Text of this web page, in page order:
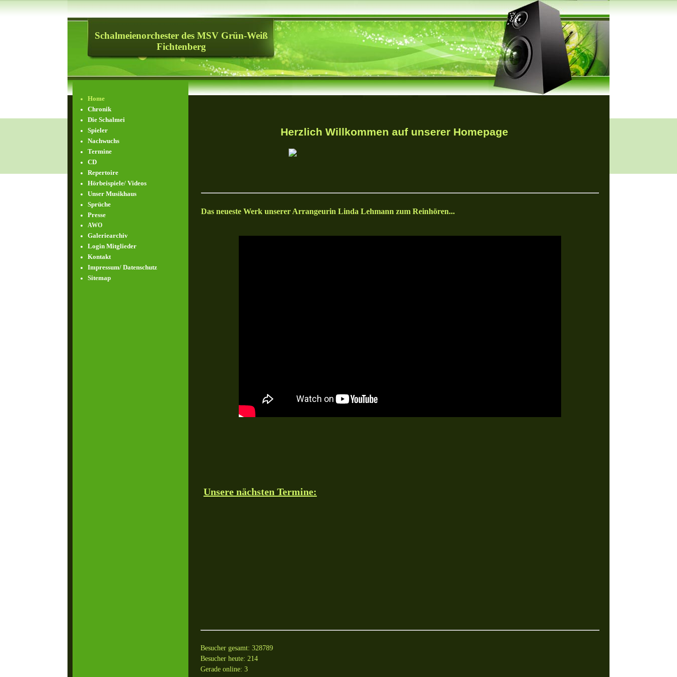
Schalmeienorchester des MSV Grün-Weiß
Fichtenberg
Home
Chronik
Die Schalmei
Spieler
Nachwuchs
Termine
CD
Repertoire
Hörbeispiele/ Videos
Unser Musikhaus
Sprüche
Presse
AWO
Galeriearchiv
Login Mitglieder
Kontakt
Impressum/ Datenschutz
Sitemap
Herzlich Willkommen auf unserer Homepage
Das neueste Werk unserer Arrangeurin Linda Lehmann zum Reinhören...
Unsere nächsten Termine:
Besucher gesamt: 328789
Besucher heute: 214
Gerade online: 3